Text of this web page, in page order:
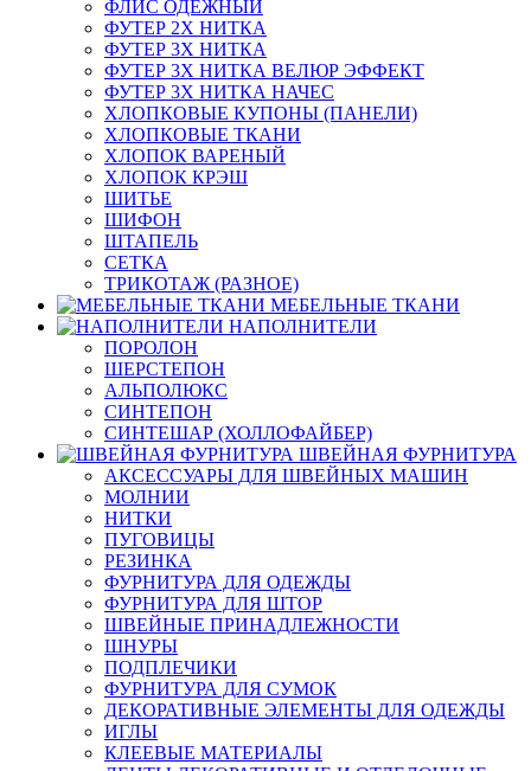
ФЛИС ОДЕЖНЫЙ
ФУТЕР 2Х НИТКА
ФУТЕР 3Х НИТКА
ФУТЕР 3Х НИТКА ВЕЛЮР ЭФФЕКТ
ФУТЕР 3Х НИТКА НАЧЕС
ХЛОПКОВЫЕ КУПОНЫ (ПАНЕЛИ)
ХЛОПКОВЫЕ ТКАНИ
ХЛОПОК ВАРЕНЫЙ
ХЛОПОК КРЭШ
ШИТЬЕ
ШИФОН
ШТАПЕЛЬ
СЕТКА
ТРИКОТАЖ (РАЗНОЕ)
МЕБЕЛЬНЫЕ ТКАНИ
НАПОЛНИТЕЛИ
ПОРОЛОН
ШЕРСТЕПОН
АЛЬПОЛЮКС
СИНТЕПОН
СИНТЕШАР (ХОЛЛОФАЙБЕР)
ШВЕЙНАЯ ФУРНИТУРА
АКСЕССУАРЫ ДЛЯ ШВЕЙНЫХ МАШИН
МОЛНИИ
НИТКИ
ПУГОВИЦЫ
РЕЗИНКА
ФУРНИТУРА ДЛЯ ОДЕЖДЫ
ФУРНИТУРА ДЛЯ ШТОР
ШВЕЙНЫЕ ПРИНАДЛЕЖНОСТИ
ШНУРЫ
ПОДПЛЕЧИКИ
ФУРНИТУРА ДЛЯ СУМОК
ДЕКОРАТИВНЫЕ ЭЛЕМЕНТЫ ДЛЯ ОДЕЖДЫ
ИГЛЫ
КЛЕЕВЫЕ МАТЕРИАЛЫ